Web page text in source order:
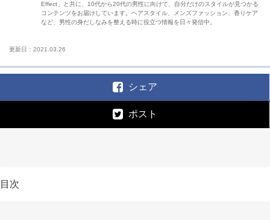
Effect」と共に、10代から20代の男性に向けて、自分だけのスタイルが見つかる
コンテンツをお届けしています。ヘアスタイル、メンズファッション、香りケア
など、男性の身だしなみを整える時に役立つ情報を日々発信中。
更新日：2021.03.26
シェア
ポスト
目次